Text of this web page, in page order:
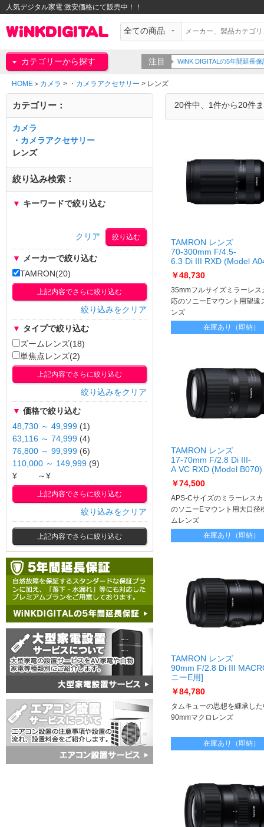
人気デジタル家電 激安価格にて販売中！！
カテゴリーから探す 注目 WiNK DIGITALの5年間延長
HOME > カメラ > ・カメラアクセサリー > レンズ
20件中、1件から20件
TAMRON レンズ
70-300mm F/4.5-
6.3 Di III RXD (Model
300mm F/4.5-
6.3 DI III RXD (Model
E]
￥48,730
35mmフルサイズミラーレス
応のソニーEマウント用望遠
ンズ
在庫あり（即納）
TAMRON レンズ
17-70mm F/2.8 Di III-
A VC RXD (Model
70mm F/2.8 Di III-
A VC RXD (Model
E]
￥74,500
APS-Cサイズのミラーレス
のソニーEマウント用大口径
ムレンズ
在庫あり（即納）
TAMRON レンズ
90mm F/2.8 Di III
ニーE用]
90mm F/2.8 Di III
E]
￥84,780
タムキューの思想を継承し
90mmマクロレンズ
在庫あり（即納）
カテゴリー：
カメラ
・カメラアクセサリー
レンズ
絞り込み検索：
▼ キーワードで絞り込む
クリア
▼ メーカーで絞り込む
TAMRON(20)
上記内容でさらに絞り込む
絞り込みをクリア
▼ タイプで絞り込む
ズームレンズ(18)
単焦点レンズ(2)
上記内容でさらに絞り込む
絞り込みをクリア
▼ 価格で絞り込む
48,730 ～ 49,999 (1)
63,116 ～ 74,999 (4)
76,800 ～ 99,999 (6)
110,000 ～ 149,999 (9)
¥
～¥
上記内容でさらに絞り込む
絞り込みをクリア
上記内容でさらに絞り込む